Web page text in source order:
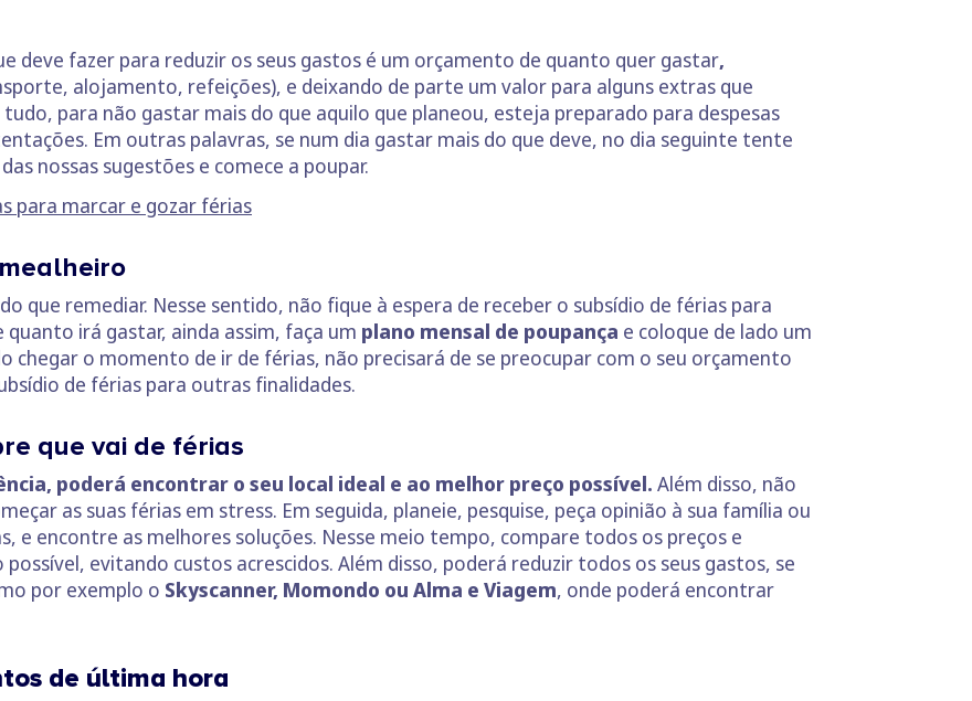
deve fazer para reduzir os seus gastos é um orçamento de quanto quer gastar,
alojamento, refeições), e deixando de parte um valor para alguns extras que
para não gastar mais do que aquilo que planeou, esteja preparado para despesas
Em outras palavras, se num dia gastar mais do que deve, no dia seguinte tente
nossas sugestões e comece a poupar.
para marcar e gozar férias
que remediar. Nesse sentido, não fique à espera de receber o subsídio de férias para
irá gastar, ainda assim, faça um plano mensal de poupança e coloque de lado um
chegar o momento de ir de férias, não precisará de se preocupar com o seu orçamento
de férias para outras finalidades.
que vai de férias
poderá encontrar o seu local ideal e ao melhor preço possível. Além disso, não
as suas férias em stress. Em seguida, planeie, pesquise, peça opinião à sua família ou
e encontre as melhores soluções. Nesse meio tempo, compare todos os preços e
evitando custos acrescidos. Além disso, poderá reduzir todos os seus gastos, se
por exemplo o Skyscanner, Momondo ou Alma e Viagem, onde poderá encontrar
de última hora